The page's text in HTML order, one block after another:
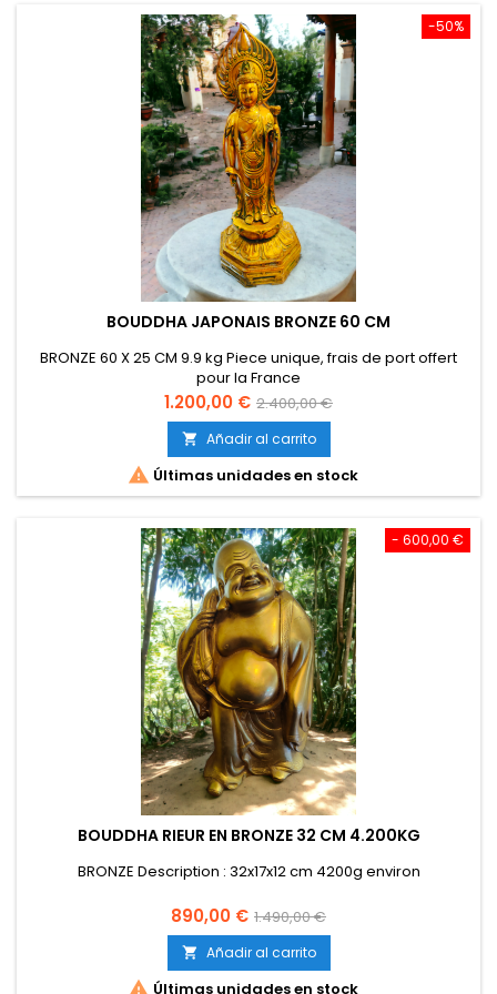
-50%
BOUDDHA JAPONAIS BRONZE 60 CM
BRONZE 60 X 25 CM 9.9 kg Piece unique, frais de port offert
pour la France
Precio
1.200,00 € Precio
base
2.400,00 €
 Añadir al carrito
 Últimas unidades en stock
- 600,00 €
BOUDDHA RIEUR EN BRONZE 32 CM 4.200KG
BRONZE Description : 32x17x12 cm 4200g environ
Precio
890,00 € Precio
base
1.490,00 €
 Añadir al carrito
 Últimas unidades en stock